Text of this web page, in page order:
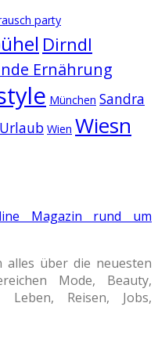
party
Dirndl
Ernährung
München Sandra
Urlaub Wien Wiesn
Magazin rund um
alles über die neuesten
Mode, Beauty,
Leben, Reisen, Jobs,